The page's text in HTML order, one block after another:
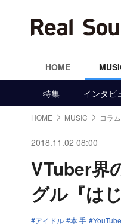
HOME
特集 インタビ
HOME MUSIC コラム
2018.11.02 08:00
VTuber界
グル『は
アイドル 本 手